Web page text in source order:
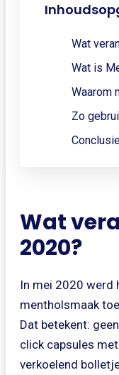
Wat
Wat is
Waarom
Zo
Wat
2020?
In mei 2020 werd
mentholsmaak
Dat betekent:
click capsules
verkoelend